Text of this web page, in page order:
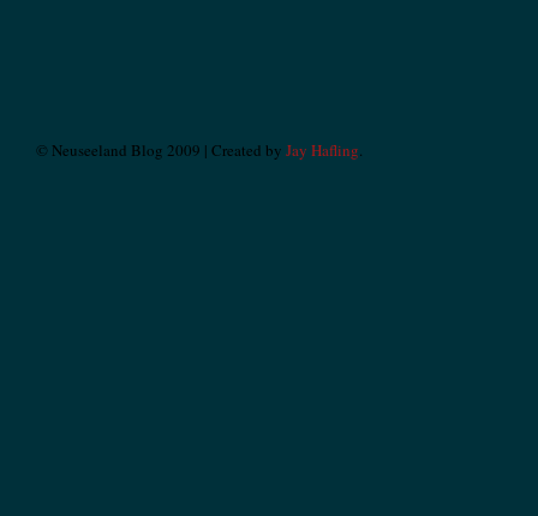
© Neuseeland Blog 2009 | Created by Jay Hafling.